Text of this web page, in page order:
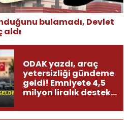
bulamadı, Devlet
aldı
ODAK yazdı, araç
yetersizliği gündeme
geldi! Emniyete 4,5
milyon liralık destek